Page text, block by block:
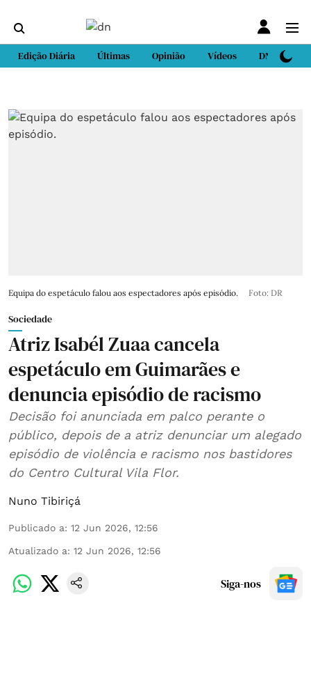
Edição Diária Últimas Opinião Vídeos DN Sport
Equipa do espetáculo falou aos espectadores após episódio. Foto: DR
Sociedade
Atriz Isabél Zuaa cancela
espetáculo em Guimarães e
denuncia episódio de racismo
Decisão foi anunciada em palco perante o
público, depois de a atriz denunciar um alegado
episódio de violência e racismo nos bastidores
do Centro Cultural Vila Flor.
Nuno Tibiriçá
Publicado a: 12 Jun 2026, 12:56
Atualizado a: 12 Jun 2026, 12:56
Siga-nos